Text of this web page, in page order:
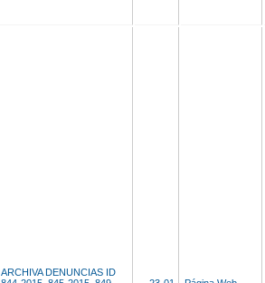
ARCHIVA DENUNCIAS ID